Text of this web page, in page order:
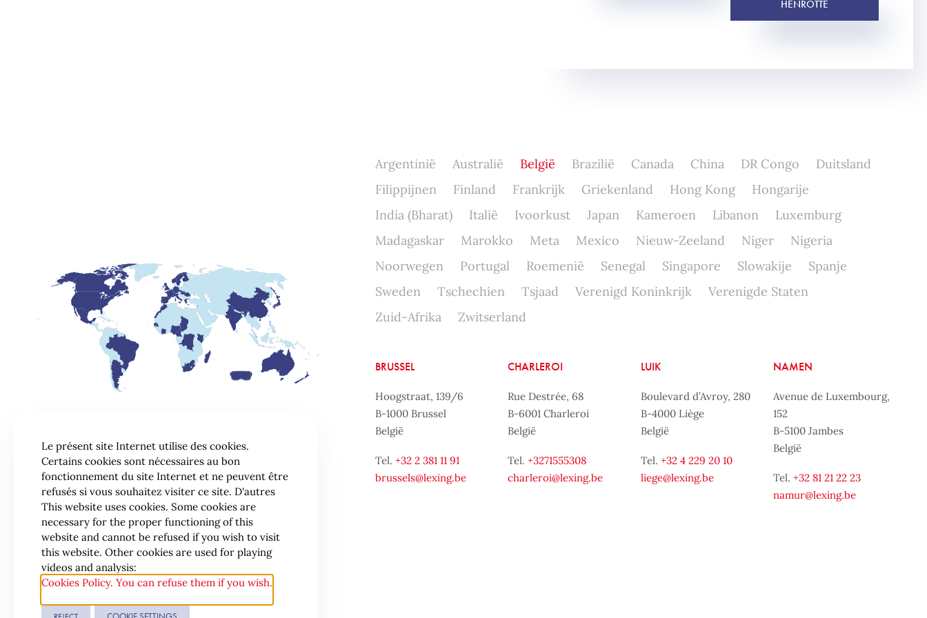
HENROTTE
Argentinië Australië België Brazilië Canada China DR Congo
Duitsland
Filippijnen
Finland Frankrijk Griekenland Hong Kong
Hongarije
India (Bharat)
Italië Ivoorkust Japan Kameroen Libanon
Luxemburg
Madagaskar
Marokko Meta Mexico Nieuw-Zeeland Niger
Nigeria
Noorwegen
Portugal Roemenië Senegal Singapore Slowakije
Spanje
Sweden
Tschechien Tsjaad Verenigd Koninkrijk
Verenigde Staten
Zuid-Afrika
Zwitserland
BRUSSEL
Hoogstraat, 139/6
B-1000 Brussel
België
Tel. +32 2 381 11 91
brussels@lexing.be
CHARLEROI
Rue Destrée, 68
B-6001 Charleroi
België
Tel.+3271555308
charleroi@lexing.be
LUIK
Boulevard d’Avroy, 280
B-4000 Liège
België
Tel. +32 4 229 20 10
liege@lexing.be
NAMEN
Avenue de Luxembourg,
152
B-5100 Jambes
België
Tel.+32 81 21 22 23
namur@lexing.be
Le présent site Internet utilise des cookies.
Certains cookies sont nécessaires au bon
fonctionnement du site Internet et ne peuvent être
refusés si vous souhaitez visiter ce site. D'autres
This website uses cookies. Some cookies are
necessary for the proper functioning of this
website and cannot be refused if you wish to visit
this website. Other cookies are used for playing
videos and analysis:
Cookies Policy. You can refuse them if you wish.